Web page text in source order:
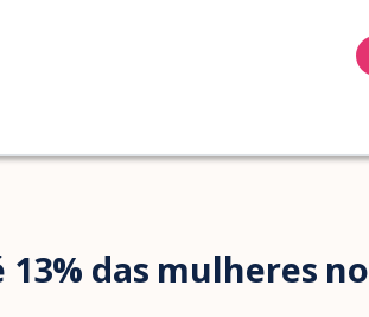
das mulheres no